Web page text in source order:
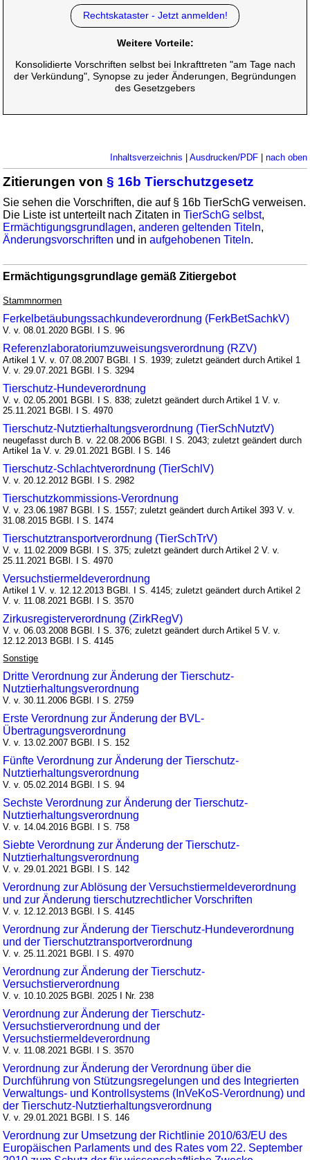
Rechtskataster - Jetzt anmelden!
Weitere Vorteile:
Konsolidierte Vorschriften selbst bei Inkrafttreten "am Tage nach
der Verkündung", Synopse zu jeder Änderungen, Begründungen
des Gesetzgebers
Inhaltsverzeichnis Ausdrucken/PDF| nach oben
Zitierungen von§ 16b Tierschutzgesetz
Sie sehen die Vorschriften, die auf § 16b TierSchG verweisen.
Die Liste ist unterteilt nach Zitaten inTierSchG selbst,
Ermächtigungsgrundlagen,anderen geltenden Titeln,
Änderungsvorschriften und inaufgehobenen Titeln.
Ermächtigungsgrundlage gemäß Zitiergebot
Stammnormen
Ferkelbetäubungssachkundeverordnung (FerkBetSachkV)
V. v. 08.01.2020 BGBl. I S. 96
Referenzlaboratoriumzuweisungsverordnung (RZV)
Artikel 1 V. v. 07.08.2007 BGBl. I S. 1939; zuletzt geändert durch Artikel 1
V. v. 29.07.2021 BGBl. I S. 3294
Tierschutz-Hundeverordnung
V. v. 02.05.2001 BGBl. I S. 838; zuletzt geändert durch Artikel 1 V. v.
25.11.2021 BGBl. I S. 4970
Tierschutz-Nutztierhaltungsverordnung (TierSchNutztV)
neugefasst durch B. v. 22.08.2006 BGBl. I S. 2043; zuletzt geändert durch
Artikel 1a V. v. 29.01.2021 BGBl. I S. 146
Tierschutz-Schlachtverordnung (TierSchlV)
V. v. 20.12.2012 BGBl. I S. 2982
Tierschutzkommissions-Verordnung
V. v. 23.06.1987 BGBl. I S. 1557; zuletzt geändert durch Artikel 393 V. v.
31.08.2015 BGBl. I S. 1474
Tierschutztransportverordnung (TierSchTrV)
V. v. 11.02.2009 BGBl. I S. 375; zuletzt geändert durch Artikel 2 V. v.
25.11.2021 BGBl. I S. 4970
Versuchstiermeldeverordnung
Artikel 1 V. v. 12.12.2013 BGBl. I S. 4145; zuletzt geändert durch Artikel 2
V. v. 11.08.2021 BGBl. I S. 3570
Zirkusregisterverordnung (ZirkRegV)
V. v. 06.03.2008 BGBl. I S. 376; zuletzt geändert durch Artikel 5 V. v.
12.12.2013 BGBl. I S. 4145
Sonstige
Dritte Verordnung zur Änderung der Tierschutz-
Nutztierhaltungsverordnung
V. v. 30.11.2006 BGBl. I S. 2759
Erste Verordnung zur Änderung der BVL-
Übertragungsverordnung
V. v. 13.02.2007 BGBl. I S. 152
Fünfte Verordnung zur Änderung der Tierschutz-
Nutztierhaltungsverordnung
V. v. 05.02.2014 BGBl. I S. 94
Sechste Verordnung zur Änderung der Tierschutz-
Nutztierhaltungsverordnung
V. v. 14.04.2016 BGBl. I S. 758
Siebte Verordnung zur Änderung der Tierschutz-
Nutztierhaltungsverordnung
V. v. 29.01.2021 BGBl. I S. 142
Verordnung zur Ablösung der Versuchstiermeldeverordnung
und zur Änderung tierschutzrechtlicher Vorschriften
V. v. 12.12.2013 BGBl. I S. 4145
Verordnung zur Änderung der Tierschutz-Hundeverordnung
und der Tierschutztransportverordnung
V. v. 25.11.2021 BGBl. I S. 4970
Verordnung zur Änderung der Tierschutz-
Versuchstierverordnung
V. v. 10.10.2025 BGBl. 2025 I Nr. 238
Verordnung zur Änderung der Tierschutz-
Versuchstierverordnung und der
Versuchstiermeldeverordnung
V. v. 11.08.2021 BGBl. I S. 3570
Verordnung zur Änderung der Verordnung über die
Durchführung von Stützungsregelungen und des Integrierten
Verwaltungs- und Kontrollsystems (InVeKoS-Verordnung) und
der Tierschutz-Nutztierhaltungsverordnung
V. v. 29.01.2021 BGBl. I S. 146
Verordnung zur Umsetzung der Richtlinie 2010/63/EU des
Europäischen Parlaments und des Rates vom 22. September